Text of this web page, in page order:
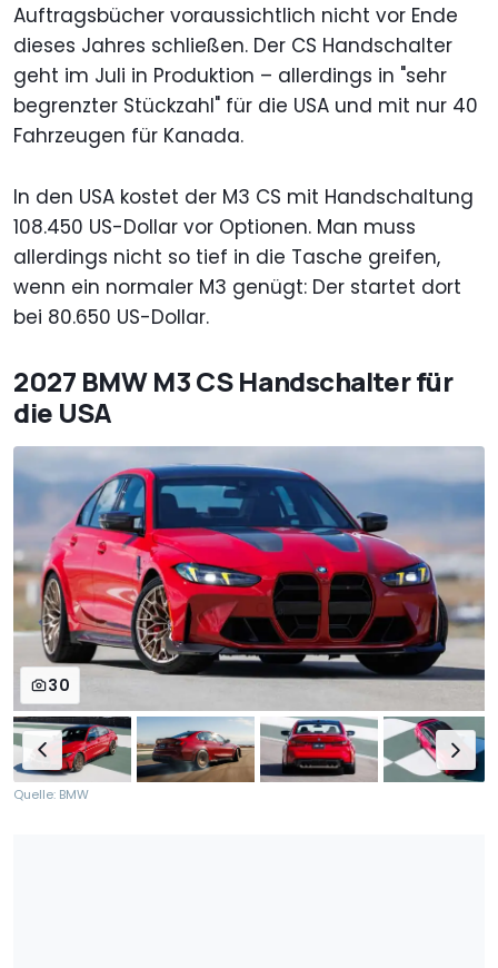
Auftragsbücher voraussichtlich nicht vor Ende
dieses Jahres schließen. Der CS Handschalter
geht im Juli in Produktion – allerdings in "sehr
begrenzter Stückzahl" für die USA und mit nur 40
Fahrzeugen für Kanada.
In den USA kostet der M3 CS mit Handschaltung
108.450 US-Dollar vor Optionen. Man muss
allerdings nicht so tief in die Tasche greifen,
wenn ein normaler M3 genügt: Der startet dort
bei 80.650 US-Dollar.
2027 BMW M3 CS Handschalter für
die USA
30
Quelle: BMW